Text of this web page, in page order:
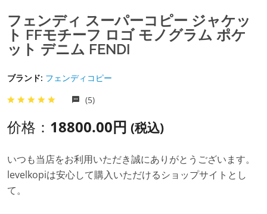
フェンディ スーパーコピー ジャケッ
ト FFモチーフ ロゴ モノグラム ポケ
ット デニム FENDI
ブランド: フェンディコピー
(5)
价格： 18800.00円 (税込)
いつも当店をお利用いただき誠にありがとうございます。
levelkopiは安心して購入いただけるショップサイトとし
て。